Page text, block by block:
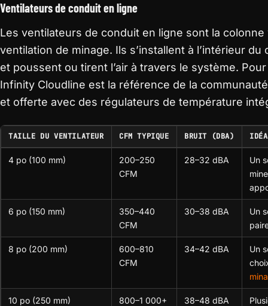
Ventilateurs de conduit en ligne
Les ventilateurs de conduit en ligne sont la
ventilation de minage. Ils s’installent à l’intérieur
et poussent ou tirent l’air à travers le système.
Infinity Cloudline est la référence de la
et offerte avec des régulateurs de température
TAILLE DU VENTILATEUR CFM TYPIQUE BRUIT (DBA)
4 po (100 mm)
200–250
CFM
28–32 dBA
Un
6 po (150 mm)
350–440
CFM
30–38 dBA
Un
8 po (200 mm)
600–810
CFM
34–42 dBA
Un
10 po (250 mm)
800–1 000+
38–48 dBA